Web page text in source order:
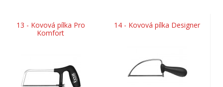
13 - Kovová pílka Pro
Komfort
14 - Kovová pílka Designer